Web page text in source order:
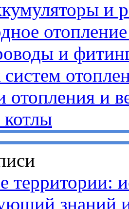
и
и
отопления и
котлы
территории:
знаний